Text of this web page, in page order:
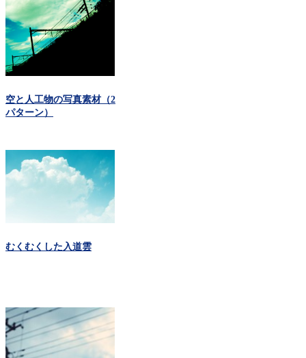
空と人工物の写真素材（2
パターン）
むくむくした入道雲